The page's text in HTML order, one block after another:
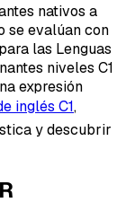
nativos a
se evalúan con
las Lenguas
niveles C1
expresión
inglés C1,
y descubrir